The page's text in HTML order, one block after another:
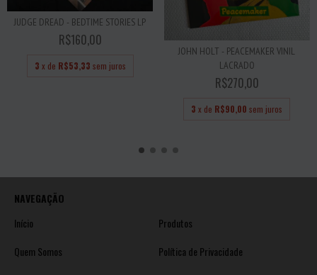
JUDGE DREAD - BEDTIME STORIES LP
R$160,00
3 x de R$53,33 sem juros
JOHN HOLT - PEACEMAKER VINIL
LACRADO
R$270,00
3 x de R$90,00 sem juros
NAVEGAÇÃO
Início
Produtos
Quem Somos
Política de Privacidade